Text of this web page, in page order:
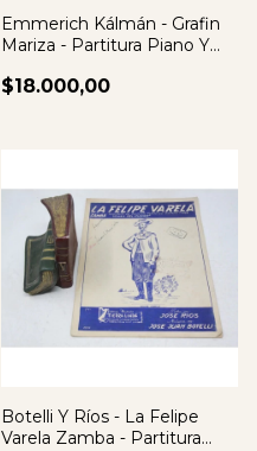
Emmerich Kálmán - Grafin
Mariza - Partitura Piano Y
$18.000,00
Botelli Y Ríos - La Felipe
Varela Zamba - Partitura